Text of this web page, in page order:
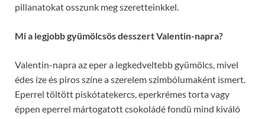
pillanatokat osszunk meg szeretteinkkel.
Mi a legjobb gyümölcsös desszert Valentin-napra?
Valentin-napra az eper a legkedveltebb gyümölcs, mivel
édes íze és piros színe a szerelem szimbólumaként ismert.
Eperrel töltött piskótatekercs, eperkrémes torta vagy
éppen eperrel mártogatott csokoládé fondü mind kiváló